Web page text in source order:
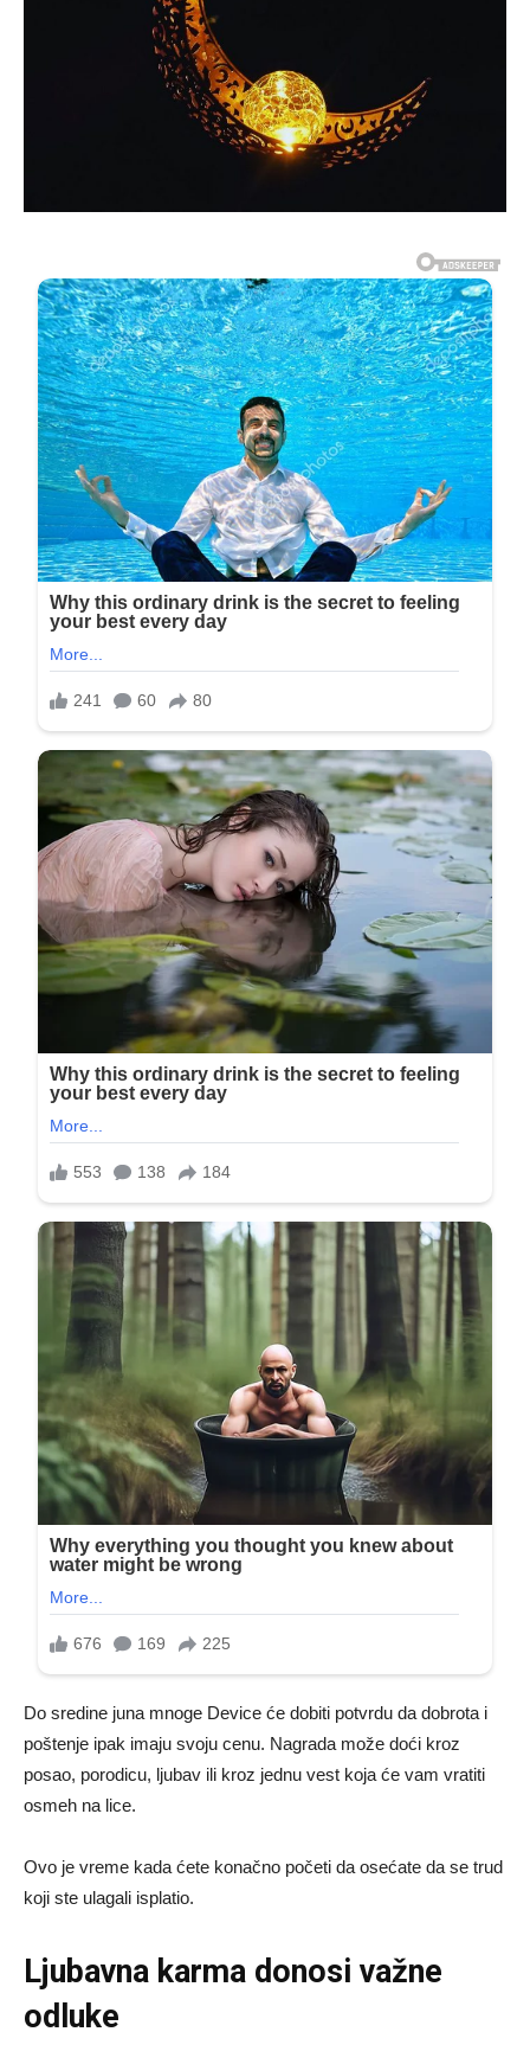
Do sredine juna mnoge Device će dobiti potvrdu da dobrota i
poštenje ipak imaju svoju cenu. Nagrada može doći kroz
posao, porodicu, ljubav ili kroz jednu vest koja će vam vratiti
osmeh na lice.
Ovo je vreme kada ćete konačno početi da osećate da se trud
koji ste ulagali isplatio.
Ljubavna karma donosi važne
odluke